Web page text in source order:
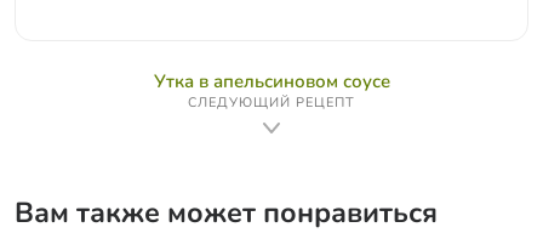
Утка в апельсиновом соусе
СЛЕДУЮЩИЙ РЕЦЕПТ
Вам также может понравиться